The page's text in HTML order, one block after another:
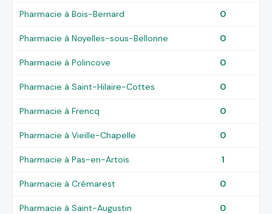
Pharmacie à Bois-Bernard 0
Pharmacie à Noyelles-sous-Bellonne 0
Pharmacie à Polincove 0
Pharmacie à Saint-Hilaire-Cottes 0
Pharmacie à Frencq 0
Pharmacie à Vieille-Chapelle 0
Pharmacie à Pas-en-Artois 1
Pharmacie à Crémarest 0
Pharmacie à Saint-Augustin 0